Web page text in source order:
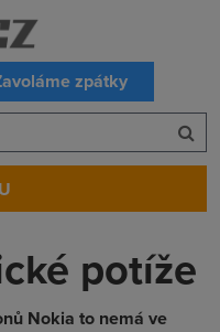
zpátky
potíže
Nokia to nemá ve